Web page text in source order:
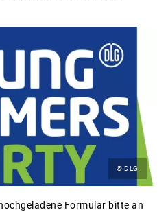
© DLG
Formular bitte an